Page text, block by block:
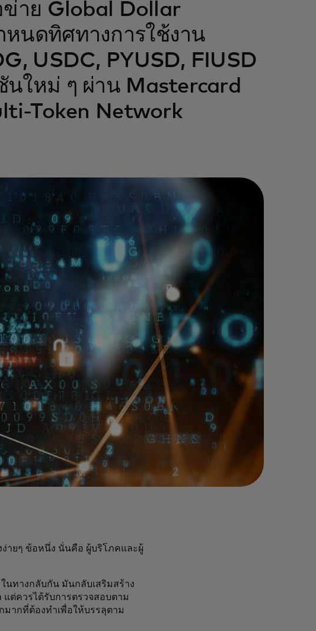
ข่าย Global Dollar
หนดทิศทางการใช้งาน
USDC, PYUSD, FIUSD
นใหม่ ๆ ผ่าน Mastercard
Token Network
ายๆ ข้อหนึ่ง นั่นคือ ผู้บริโภคและผู้
นทางกลับกัน มันกลับเสริมสร้าง
ต่ควรได้รับการตรวจสอบตาม
มากที่ต้องทำเพื่อให้บรรลุตาม